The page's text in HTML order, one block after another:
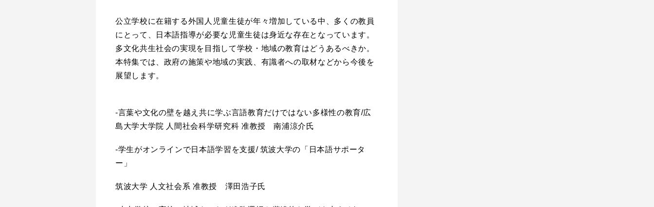
公立学校に在籍する外国人児童生徒が年々増加している中、多くの教員
にとって、日本語指導が必要な児童生徒は身近な存在となっています。
多文化共生社会の実現を目指して学校・地域の教育はどうあるべきか。
本特集では、政府の施策や地域の実践、有識者への取材などから今後を
展望します。
-言葉や文化の壁を越え共に学ぶ言語教育だけではない多様性の教育/広
島大学大学院 人間社会科学研究科 准教授 南浦涼介氏
-学生がオンラインで日本語学習を支援/ 筑波大学の「日本語サポータ
ー」
筑波大学 人文社会系 准教授 澤田浩子氏